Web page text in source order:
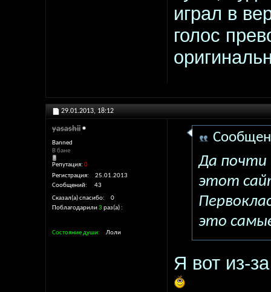
играл в
голос
29.01.2013, 18:12
yasashii
Banned
В бане
Репутация: 0
Регистрация
25.01.2013
Сообщений
43
Сказал(а) спасибо
0
Поблагодарили3 раз(а)
Состояние души Лоли
Да почти
этот
это
Я вот из-